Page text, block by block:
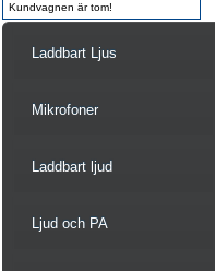
Kundvagnen är tom!
Laddbart Ljus
Mikrofoner
Laddbart ljud
Ljud och PA